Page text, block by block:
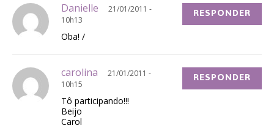
Danielle
21/01/2011 -
10h13
Oba! /
RESPONDER
carolina
21/01/2011 -
10h15
Tô participando!!!
Beijo
Carol
RESPONDER